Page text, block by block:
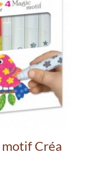
motif Créa